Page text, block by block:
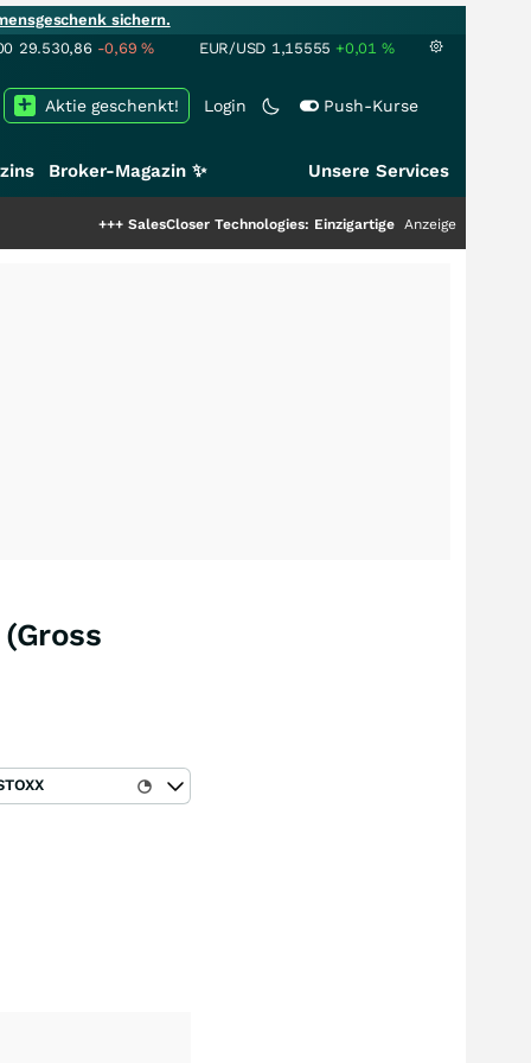
sichern.
29.530,86 -0,69% EUR/USD 1,15555 +0,01 %
Login Push-Kurse
Aktie geschenkt!
Broker-Magazin ✨ Unsere Services
SalesCloser Technologies: Einzigartige Leistung zieht die Top-Dogs
Anzeige